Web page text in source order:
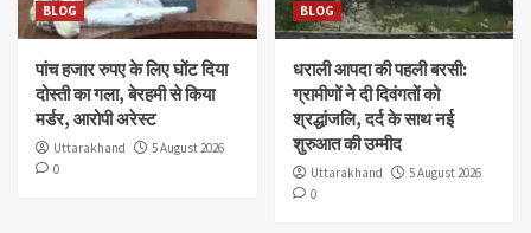
BLOG
पांच हजार रुपए के लिए घोंट दिया
दोस्ती का गला, बेरहमी से किया
मर्डर, आरोपी अरेस्ट
Uttarakhand
5 August 2026
0
BLOG
धराली आपदा की पहली बरसी:
ग्रामीणों ने दी दिवंगतों को
श्रद्धांजलि, दर्द के साथ नई
शुरुआत की उम्मीद
Uttarakhand
5 August 2026
0